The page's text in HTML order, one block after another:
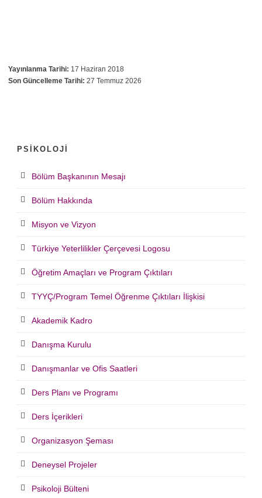
Yayınlanma Tarihi: 17 Haziran 2018
Son Güncelleme Tarihi: 27 Temmuz 2026
PSIKOLOJI
Bölüm Başkanının Mesajı
Bölüm Hakkında
Misyon ve Vizyon
Türkiye Yeterlilikler Çerçevesi Logosu
Öğretim Amaçları ve Program Çıktıları
TYYÇ/Program Temel Öğrenme Çıktıları İlişkisi
Akademik Kadro
Danışma Kurulu
Danışmanlar ve Ofis Saatleri
Ders Planı ve Programı
Ders İçerikleri
Organizasyon Şeması
Deneysel Projeler
Psikoloji Bülteni